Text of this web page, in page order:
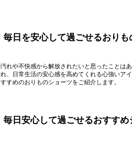
日を安心して過ごせるおりも
れや不快感から解放されたいと思ったことはあ
、日常生活の安心感を高めてくれる心強いア
すめのおりものショーツをご紹介します。
日安心して過ごせるおすすめ